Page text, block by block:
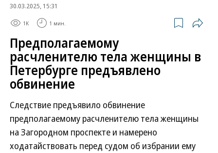
30.03.2025, 15:31
1K 1 мин.
Предполагаемому
расчленителю тела женщины в
Петербурге предъявлено
обвинение
Следствие предъявило обвинение
предполагаемому расчленителю тела женщины
на Загородном проспекте и намерено
ходатайствовать перед судом об избрании ему